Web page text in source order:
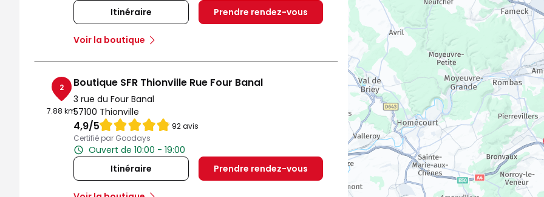
Itinéraire
Prendre rendez-vous
Voir la boutique
2
7.88 km
Boutique SFR Thionville Rue Four Banal
3 rue du Four Banal
57100 Thionville
4,9/5Note de 4.9 sur 5
92 avis
Certifié par Goodays
Ouvert de 10:00 - 19:00
Itinéraire
Prendre rendez-vous